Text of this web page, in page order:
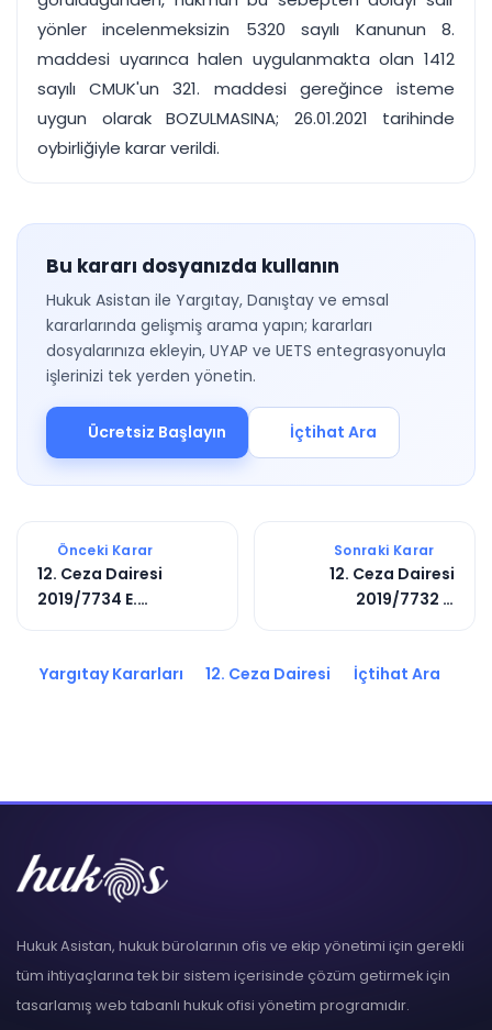
yönler incelenmeksizin 5320 sayılı Kanunun 8.
maddesi uyarınca halen uygulanmakta olan 1412
sayılı CMUK'un 321. maddesi gereğince isteme
uygun olarak BOZULMASINA; 26.01.2021 tarihinde
oybirliğiyle karar verildi.
Bu kararı dosyanızda kullanın
Hukuk Asistan ile Yargıtay, Danıştay ve emsal
kararlarında gelişmiş arama yapın; kararları
dosyalarınıza ekleyin, UYAP ve UETS entegrasyonuyla
işlerinizi tek yerden yönetin.
Ücretsiz Başlayın İçtihat Ara
Önceki Karar
12. Ceza Dairesi
2019/7734 E.
Sonraki Karar
12. Ceza Dairesi
2019/7732 E.
Yargıtay Kararları 12. Ceza Dairesi İçtihat Ara
Hukuk Asistan, hukuk bürolarının ofis ve ekip yönetimi için gerekli
tüm ihtiyaçlarına tek bir sistem içerisinde çözüm getirmek için
tasarlamış web tabanlı hukuk ofisi yönetim programıdır.